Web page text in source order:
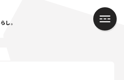
し。